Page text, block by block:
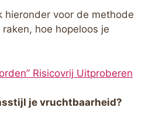
hieronder voor de methode
hoe hopeloos je
Risicovrij Uitproberen
je vruchtbaarheid?